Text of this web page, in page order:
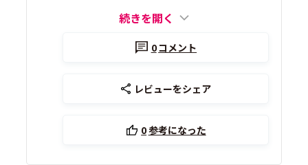
続きを開く
0コメント
レビューをシェア
0参考になった